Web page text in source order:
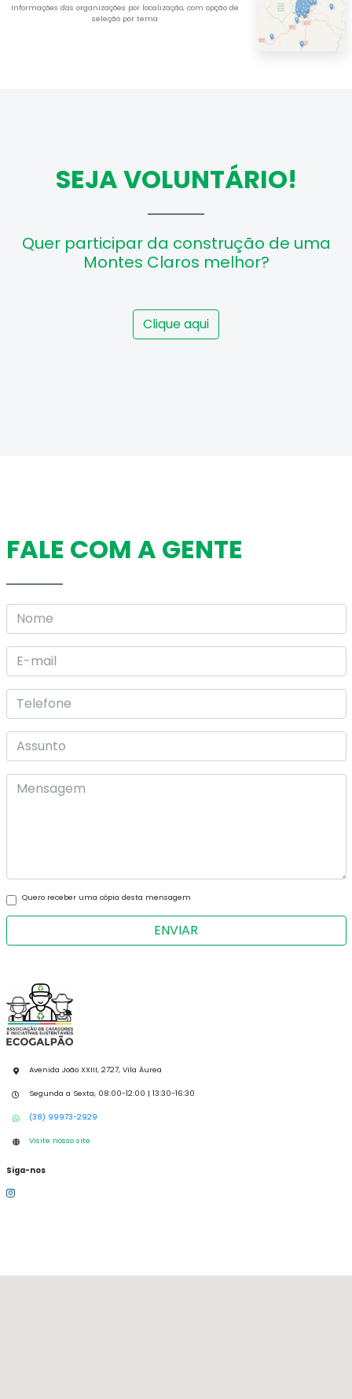
Informações das organizações por localização, com opção de
seleção por tema
SEJA VOLUNTÁRIO!
Quer participar da construção de uma
Montes Claros melhor?
Clique aqui
FALE COM A GENTE
Quero receber uma cópia desta mensagem
ENVIAR
Avenida João XXIII, 2727, Vila Áurea
Segunda a Sexta, 08:00-12:00 | 13:30-16:30
(38) 99973-2929
Visite nosso site
Siga-nos